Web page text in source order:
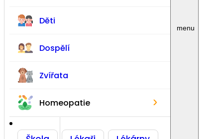
Děti
Dospělí
Zvířata
Homeopatie ›